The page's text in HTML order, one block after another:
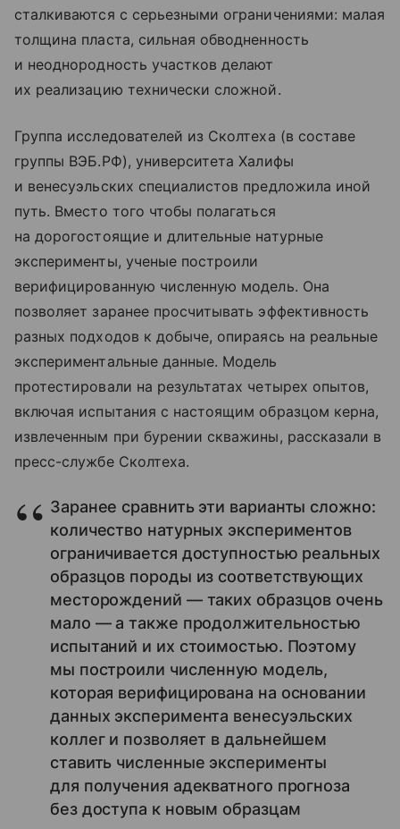
сталкиваются с серьезными ограничениями: малая
толщина пласта, сильная обводненность
и неоднородность участков делают
их реализацию технически сложной.
Группа исследователей из Сколтеха (в составе
группы ВЭБ.РФ), университета Халифы
и венесуэльских специалистов предложила иной
путь. Вместо того чтобы полагаться
на дорогостоящие и длительные натурные
эксперименты, ученые построили
верифицированную численную модель. Она
позволяет заранее просчитывать эффективность
разных подходов к добыче, опираясь на реальные
экспериментальные данные. Модель
протестировали на результатах четырех опытов,
включая испытания с настоящим образцом керна,
извлеченным при бурении скважины, рассказали в
пресс-службе Сколтеха.
Заранее сравнить эти варианты сложно:
количество натурных экспериментов
ограничивается доступностью реальных
образцов породы из соответствующих
месторождений — таких образцов очень
мало — а также продолжительностью
испытаний и их стоимостью. Поэтому
мы построили численную модель,
которая верифицирована на основании
данных эксперимента венесуэльских
коллег и позволяет в дальнейшем
ставить численные эксперименты
для получения адекватного прогноза
без доступа к новым образцам